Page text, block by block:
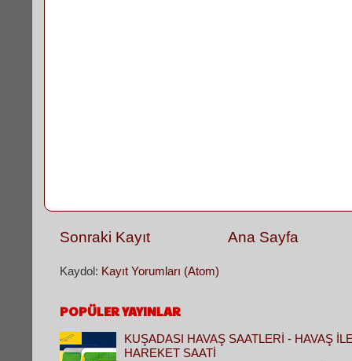
Sonraki Kayıt Ana Sayfa
Kaydol: Kayıt Yorumları (Atom)
POPÜLER YAYINLAR
KUŞADASI HAVAŞ SAATLERİ - HAVAŞ
HAREKET SAATİ